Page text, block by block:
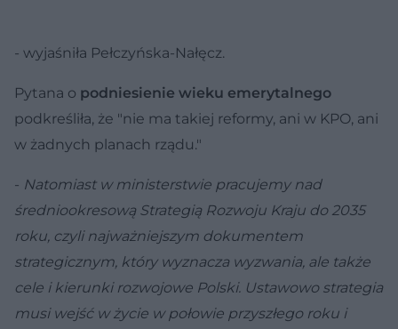
- wyjaśniła Pełczyńska-Nałęcz.
Pytana o podniesienie wieku emerytalnego
podkreśliła, że "nie ma takiej reformy, ani w KPO, ani
w żadnych planach rządu."
- Natomiast w ministerstwie pracujemy nad
średniookresową Strategią Rozwoju Kraju do 2035
roku, czyli najważniejszym dokumentem
strategicznym, który wyznacza wyzwania, ale także
cele i kierunki rozwojowe Polski. Ustawowo strategia
musi wejść w życie w połowie przyszłego roku i